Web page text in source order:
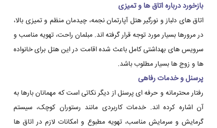
بازخورد درباره اتاق ها و تمیزی
اتاق های دلباز و نورگیر هتل آپارتمان نجمه، چیدمان منظم و تمیزی بالا،
در مرورها بسیار مورد توجه قرار گرفته اند. مبلمان راحت، تهویه مناسب و
سرویس های بهداشتی کامل باعث شده اقامت در این هتل برای خانواده
ها و زوج ها بسیار مطلوب باشد.
پرسنل و خدمات رفاهی
رفتار محترمانه و حرفه ای پرسنل از دیگر نکاتی است که مهمانان بارها به
آن اشاره کرده اند. خدمات کاربردی مانند رستوران کوچک، سیستم
گرمایش و سرمایش مناسب، تهویه مطبوع و امکانات لازم در اتاق ها